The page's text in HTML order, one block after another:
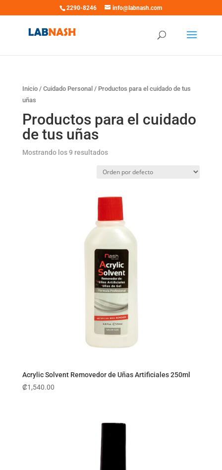
2290-8246 info@labnash.com
Inicio/ Cuidado Personal / Productos para el cuidado de tus
uñas
Productos para el cuidado
de tus uñas
Mostrando los 9 resultados
Acrylic Solvent Removedor de Uñas Artificiales 250ml
₡1,540.00